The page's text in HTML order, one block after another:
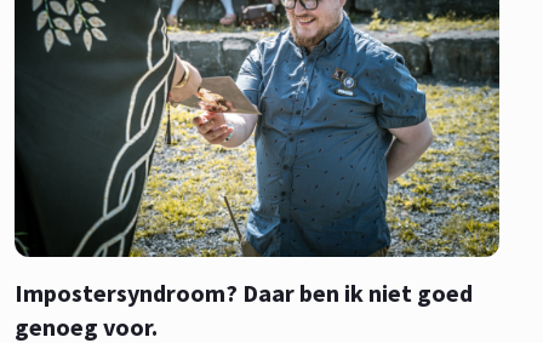
Impostersyndroom? Daar ben ik niet goed
genoeg voor.